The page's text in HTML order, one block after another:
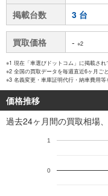
掲載台数 3 台
買取価格 - ※2
※1 現在「車選びドットコム」に掲載され
※2 全国の買取データを毎週直近6ヶ月ご
※3 名義変更・車庫証明代行・納車費用
価格推移
過去24ヶ月間の買取相場
0
1